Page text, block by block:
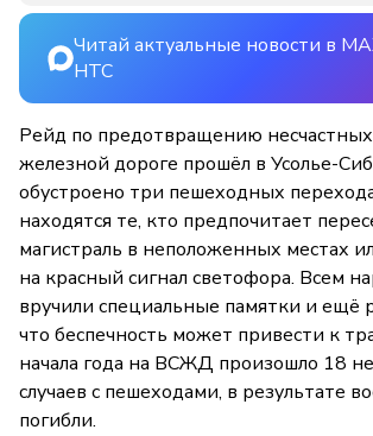
Читай актуальные новости в
НТС
Рейд по предотвращению несчастных
железной дороге прошёл в Усолье-
обустроено три пешеходных
находятся те, кто предпочитает
магистраль в неположенных местах
на красный сигнал светофора. Всем
вручили специальные памятки и ещё
что беспечность может привести к
начала года на ВСЖД произошло 18
случаев с пешеходами, в результате
погибли.